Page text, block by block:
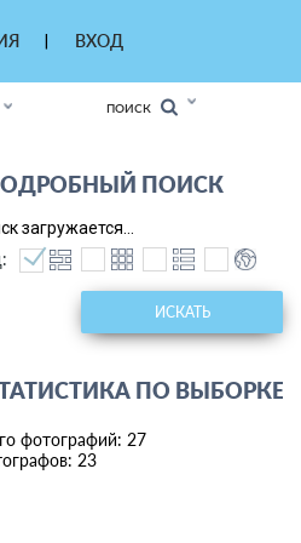
ВХОД
ПОИСК
ПОИСК
загружается...
ИСКАТЬ
ПО ВЫБОРКЕ
фотографий: 27
23